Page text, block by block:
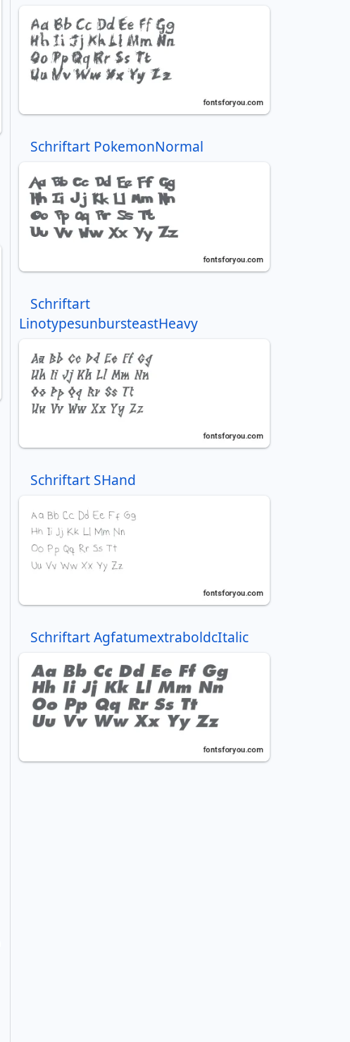
Schriftart PokemonNormal
Schriftart
LinotypesunbursteastHeavy
Schriftart SHand
Schriftart AgfatumextraboldcItalic